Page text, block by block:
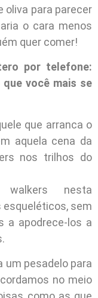
oliva para parecer
o cara menos
quer comer!
por telefone:
você mais se
que arranca o
aquela cena da
nos trilhos do
walkers nesta
esqueléticos, sem
a apodrece-los a
um pesadelo para
no meio